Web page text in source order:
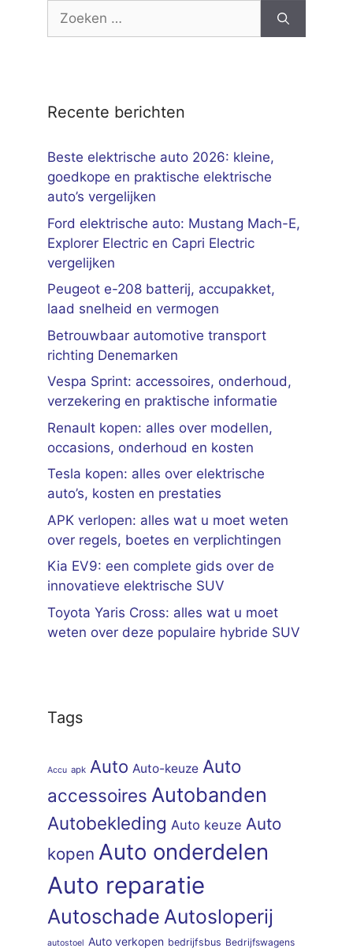
Zoek
Recente berichten
Beste elektrische auto 2026: kleine,
goedkope en praktische elektrische
auto’s vergelijken
Ford elektrische auto: Mustang Mach-E,
Explorer Electric en Capri Electric
vergelijken
Peugeot e-208 batterij, accupakket,
laad snelheid en vermogen
Betrouwbaar automotive transport
richting Denemarken
Vespa Sprint: accessoires, onderhoud,
verzekering en praktische informatie
Renault kopen: alles over modellen,
occasions, onderhoud en kosten
Tesla kopen: alles over elektrische
auto’s, kosten en prestaties
APK verlopen: alles wat u moet weten
over regels, boetes en verplichtingen
Kia EV9: een complete gids over de
innovatieve elektrische SUV
Toyota Yaris Cross: alles wat u moet
weten over deze populaire hybride SUV
Tags
Accu apk Auto Auto-keuze Auto
accessoires Autobanden
Autobekleding Auto keuze Auto
kopen Auto onderdelen
Auto reparatie
Autoschade Autosloperij
autostoel Auto verkopen bedrijfsbus Bedrijfswagens